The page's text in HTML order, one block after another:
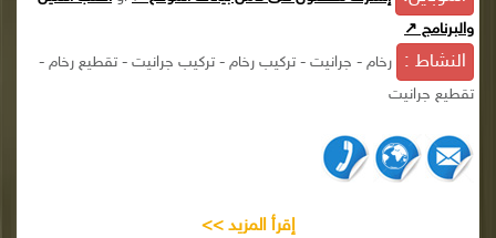
والبرنامج ↗
النشاط :
رخام - جرانيت - تركيب رخام - تركيب جرانيت - تقطيع رخام -
تقطيع جرانيت
إقرأ المزيد >>